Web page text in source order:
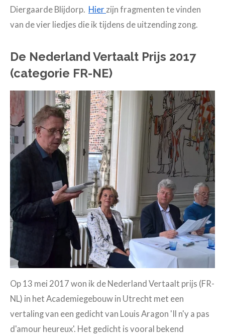
Diergaarde Blijdorp. Hier zijn fragmenten te vinden
van de vier liedjes die ik tijdens de uitzending zong.
De Nederland Vertaalt Prijs 2017
(categorie FR-NE)
Op 13 mei 2017 won ik de Nederland Vertaalt prijs (FR-
NL) in het Academiegebouw in Utrecht met een
vertaling van een gedicht van Louis Aragon 'Il n'y a pas
d'amour heureux'. Het gedicht is vooral bekend